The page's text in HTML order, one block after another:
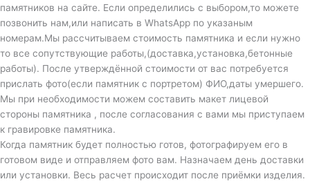
памятников на сайте. Если определились с выбором,то можете
позвонить нам,или написать в WhatsApp по указаным
номерам.Мы рассчитываем стоимость памятника и если нужно
то все сопутствующие работы,(доставка,установка,бетонные
работы). После утверждённой стоимости от вас потребуется
прислать фото(если памятник с портретом) ФИО,даты умершего.
Мы при необходимости можем составить макет лицевой
стороны памятника , после согласования с вами мы приступаем
к гравировке памятника.
Когда памятник будет полностью готов, фотографируем его в
готовом виде и отправляем фото вам. Назначаем день доставки
или установки. Весь расчет происходит после приёмки изделия.